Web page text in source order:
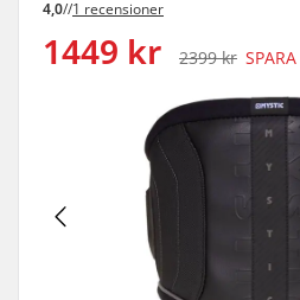
4,0//1 recensioner
1449 kr 2399 kr SPARA